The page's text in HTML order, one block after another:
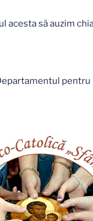
acesta să auzim
pentru